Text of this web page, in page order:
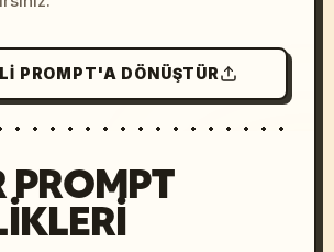
PROMPT'A DÖNÜŞTÜR
PROMPT